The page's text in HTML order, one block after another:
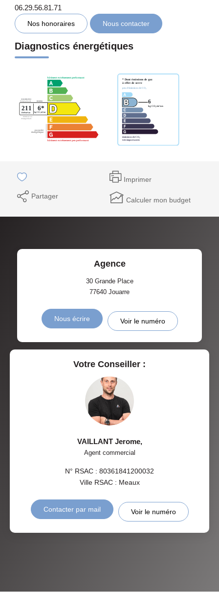
06.29.56.81.71
Nos honoraires Nous contacter
Diagnostics énergétiques
Imprimer
Partager Calculer mon budget
Agence
30 Grande Place
77640 Jouarre
Nous écrire Voir le numéro
Votre Conseiller :
VAILLANT Jerome,
Agent commercial
N° RSAC : 80361841200032
Ville RSAC : Meaux
Contacter par mail Voir le numéro